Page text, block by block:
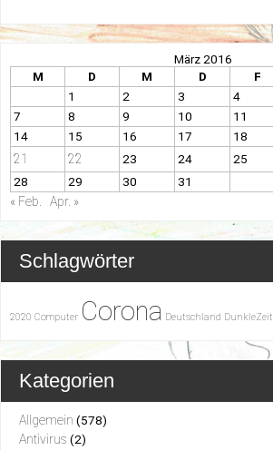
März 2016
M
D M D F
1
2 3 4
7
8 9 10 11
14
15 16 17 18
21 22 23 24 25
28
29 30 31
« Feb. Apr. »
Schlagwörter
2020 Computer Corona Deutschland DunkleZeit
Kategorien
Allgemein (578)
Antivirus (2)